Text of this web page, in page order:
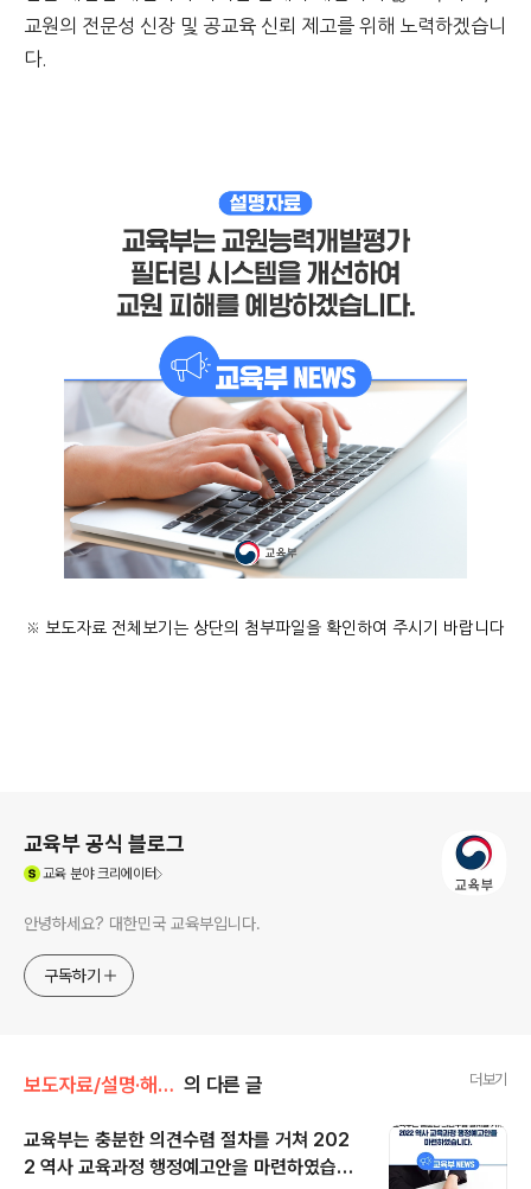
교원의 전문성 신장 및 공교육 신뢰 제고를 위해 노력하겠습니
다.
※ 보도자료 전체보기는 상단의 첨부파일을 확인하여 주시기 바랍니다
교육부 공식 블로그
교육분야 크리에이터
안녕하세요? 대한민국 교육부입니다.
구독하기
보도자료/설명·해명자료 의 다른 글 더보기
교육부는 충분한 의견수렴 절차를 거쳐 202
2 역사 교육과정 행정예고안을 마련하였습니